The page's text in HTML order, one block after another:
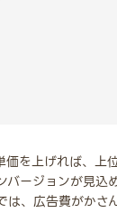
価を上げれば、上
バージョンが見込
、広告費がかさ